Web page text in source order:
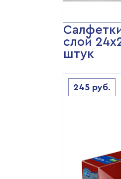
слой
штук
245руб.